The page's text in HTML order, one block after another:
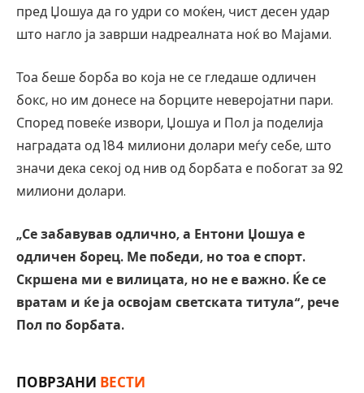
пред Џошуа да го удри со моќен, чист десен удар
што нагло ја заврши надреалната ноќ во Мајами.
Тоа беше борба во која не се гледаше одличен
бокс, но им донесе на борците неверојатни пари.
Според повеќе извори, Џошуа и Пол ја поделија
наградата од 184 милиони долари меѓу себе, што
значи дека секој од нив од борбата е побогат за 92
милиони долари.
„Се забавував одлично, а Ентони Џошуа е
одличен борец. Ме победи, но тоа е спорт.
Скршена ми е вилицата, но не е важно. Ќе се
вратам и ќе ја освојам светската титула“, рече
Пол по борбата.
ПОВРЗАНИ ВЕСТИ